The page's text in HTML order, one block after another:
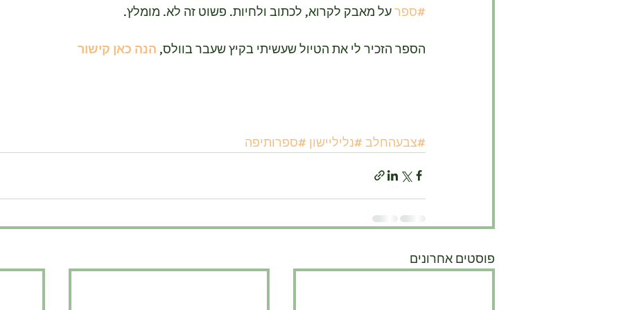
#ספר על מאבק לקרוא, לכתוב ולחיות. פשוט זה לא. מומלץ.
הספר הזכיר לי את הטיול שעשיתי בקיץ שעבר בוולס, הנה כאן קישור
#צבעהחלב#נליליישון #ספרותיפה
פוסטים אחרונים